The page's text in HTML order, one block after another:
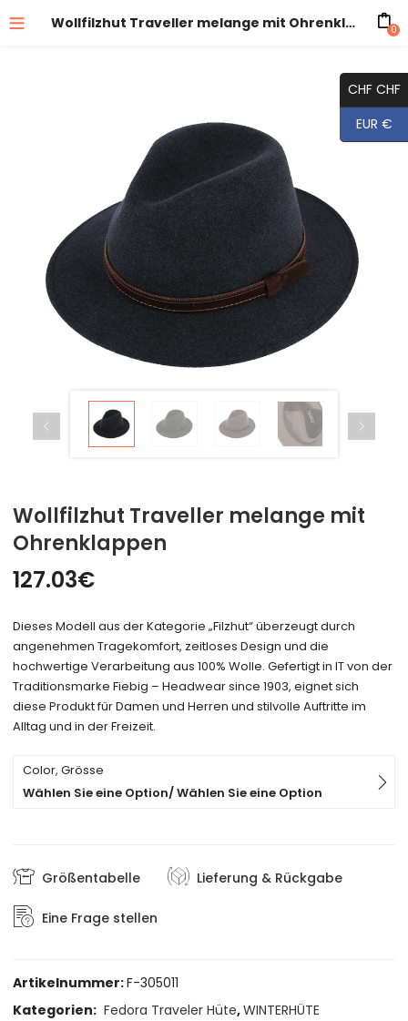
Wollfilzhut Traveller melange mit Ohrenklappen 0
Wollfilzhut Traveller melange mit
Ohrenklappen
127.03€
Dieses Modell aus der Kategorie „Filzhut“ überzeugt durch
angenehmen Tragekomfort, zeitloses Design und die
hochwertige Verarbeitung aus 100% Wolle. Gefertigt in IT von der
Traditionsmarke Fiebig – Headwear since 1903, eignet sich
diese Produkt für Damen und Herren und stilvolle Auftritte im
Alltag und in der Freizeit.
Color, Grösse
Wählen Sie eine Option/ Wählen Sie eine Option
Größentabelle Lieferung & Rückgabe
Eine Frage stellen
Artikelnummer:F-305011
Kategorien: Fedora Traveler Hüte,WINTERHÜTE
CHF CHF
EUR €